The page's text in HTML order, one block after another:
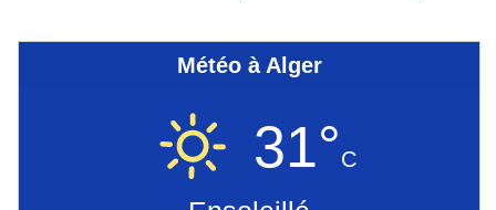
Météo à Alger
31°C